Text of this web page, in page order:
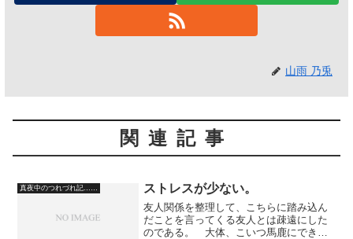
山雨 乃兎
関連記事
真夜中のつれづれ記…… ストレスが少ない。
友人関係を整理して、こちらに踏み込ん
だことを言ってくる友人とは疎遠にした
のである。 大体、こいつ馬鹿にできる